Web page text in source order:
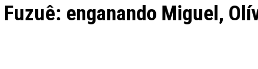
Fuzuê: enganando Miguel,